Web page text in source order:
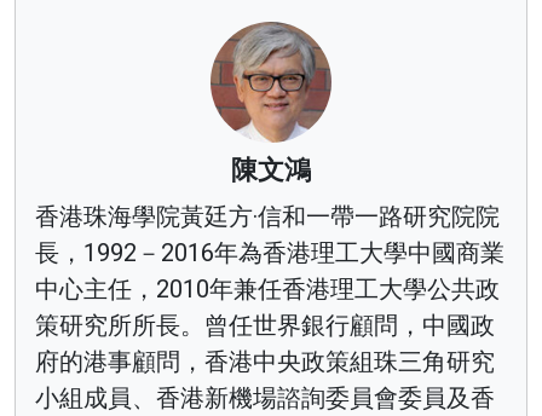
陳文鴻
香港珠海學院黃廷方·信和一帶一路研究院院
長，1992－2016年為香港理工大學中國商業
中心主任，2010年兼任香港理工大學公共政
策研究所所長。曾任世界銀行顧問，中國政
府的港事顧問，香港中央政策組珠三角研究
小組成員、香港新機場諮詢委員會委員及香